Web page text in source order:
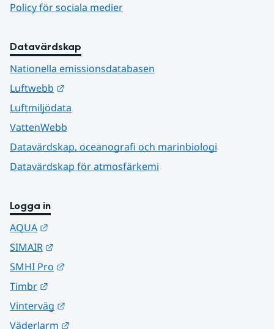
Policy för sociala medier
Datavärdskap
Nationella emissionsdatabasen
Luftwebb
Luftmiljödata
VattenWebb
Datavärdskap, oceanografi och marinbiologi
Datavärdskap för atmosfärkemi
Logga in
AQUA
SIMAIR
SMHI Pro
Timbr
Vinterväg
Väderlarm